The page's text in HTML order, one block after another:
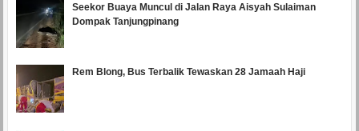
Seekor Buaya Muncul di Jalan Raya Aisyah Sulaiman
Dompak Tanjungpinang
Rem Blong, Bus Terbalik Tewaskan 28 Jamaah Haji